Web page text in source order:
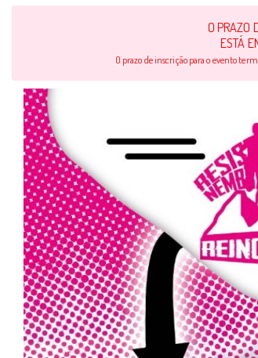
O PRAZO
ESTÁ
O prazo de inscrição para o evento